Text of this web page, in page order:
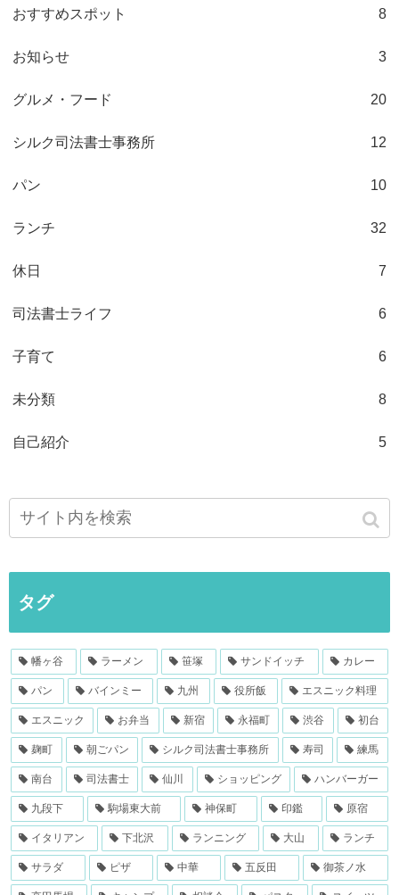
おすすめスポット 8
お知らせ 3
グルメ・フード 20
シルク司法書士事務所 12
パン 10
ランチ 32
休日 7
司法書士ライフ 6
子育て 6
未分類 8
自己紹介 5
タグ
幡ヶ谷 ラーメン 笹塚 サンドイッチ カレー
パン バインミー 九州 役所飯 エスニック料理
エスニック お弁当 新宿 永福町 渋谷 初台
麹町 朝ごパン シルク司法書士事務所 寿司 練馬
南台 司法書士 仙川 ショッピング ハンバーガー
九段下 駒場東大前 神保町 印鑑 原宿
イタリアン 下北沢 ランニング 大山 ランチ
サラダ ピザ 中華 五反田 御茶ノ水